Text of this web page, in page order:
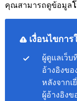
คุณสามารถดูข้อมูล
เงื่อนไขการ
ผู้ดูแลเว็บ
อ้างอิงข
หลังจากเ
ผู้อ้างอิง